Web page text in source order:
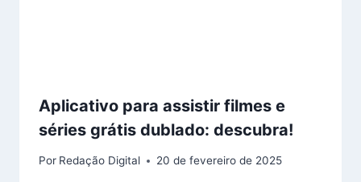
Aplicativo para assistir filmes e
séries grátis dublado: descubra!
Por Redação Digital 20 de fevereiro de 2025